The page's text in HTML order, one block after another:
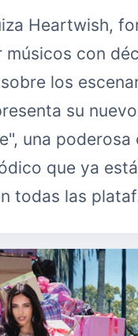
Heartwish,
músicos con
los
su
una poderosa
que ya está
todas las